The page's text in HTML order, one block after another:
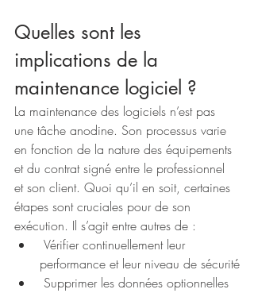
Quelles sont les
implications de la
maintenance logiciel ?
La maintenance des logiciels n’est pas
une tâche anodine. Son processus varie
en fonction de la nature des équipements
et du contrat signé entre le professionnel
et son client. Quoi qu’il en soit, certaines
étapes sont cruciales pour de son
exécution. Il s’agit entre autres de :
performance et leur niveau de sécurité
Supprimer les données optionnelles